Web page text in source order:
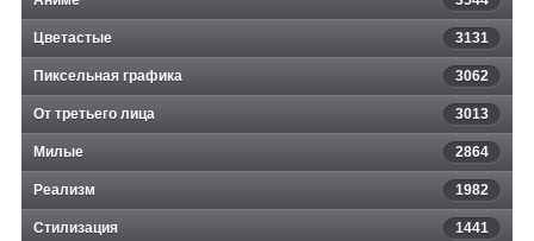
Цветастые 3131
Пиксельная графика 3062
От третьего лица 3013
Милые 2864
Реализм 1982
Стилизация 1441